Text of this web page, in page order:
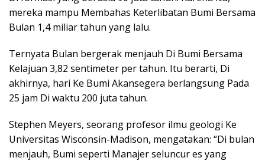
mereka mampu Membahas Keterlibatan Bumi Bersama
Bulan 1,4 miliar tahun yang lalu.
Ternyata Bulan bergerak menjauh Di Bumi Bersama
Kelajuan 3,82 sentimeter per tahun. Itu berarti, Di
akhirnya, hari Ke Bumi Akansegera berlangsung Pada
25 jam Di waktu 200 juta tahun.
Stephen Meyers, seorang profesor ilmu geologi Ke
Universitas Wisconsin-Madison, mengatakan: “Di bulan
menjauh, Bumi seperti Manajer seluncur es yang